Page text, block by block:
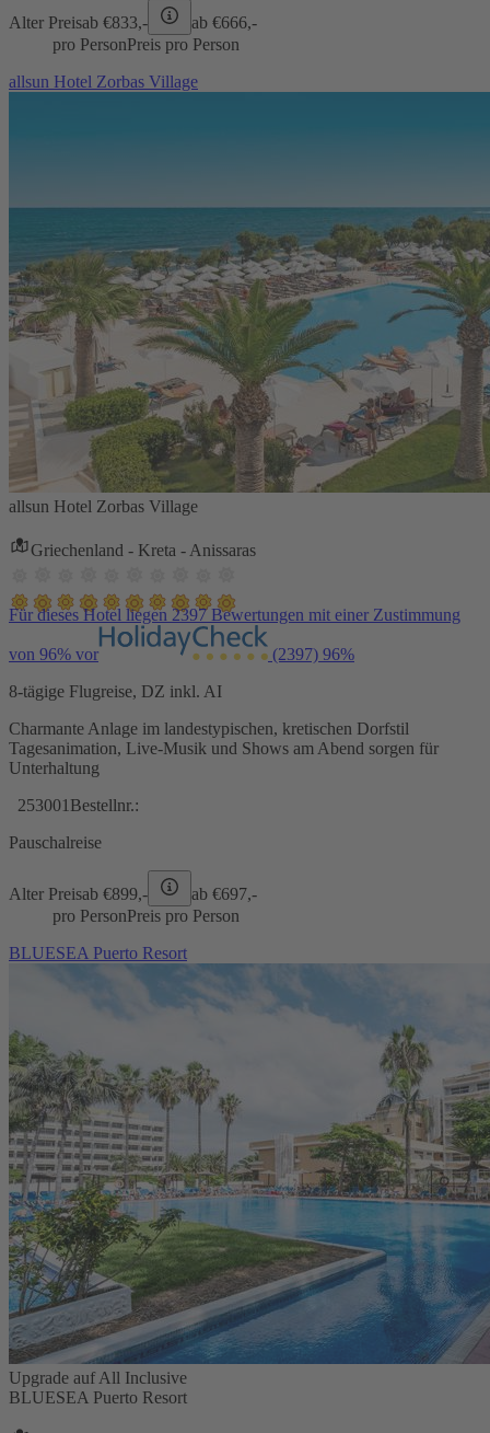
Alter Preisab €833,- ab €666,-
pro PersonPreis pro Person
allsun Hotel Zorbas Village
allsun Hotel Zorbas Village
Griechenland - Kreta - Anissaras
Für dieses Hotel liegen 2397 Bewertungen mit einer Zustimmung
von 96% vor (2397) 96%
8-tägige Flugreise, DZ inkl. AI
Charmante Anlage im landestypischen, kretischen Dorfstil
Tagesanimation, Live-Musik und Shows am Abend sorgen für
Unterhaltung
253001 Bestellnr.:
Pauschalreise
Alter Preisab €899,- ab €697,-
pro PersonPreis pro Person
BLUESEA Puerto Resort
Upgrade auf All Inclusive
BLUESEA Puerto Resort